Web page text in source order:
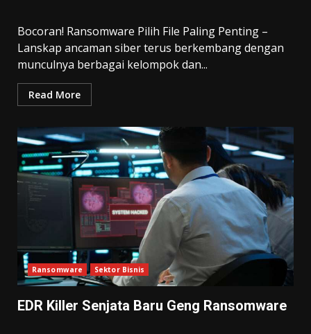
Bocoran! Ransomware Pilih File Paling Penting –
Lanskap ancaman siber terus berkembang dengan
munculnya berbagai kelompok dan...
Read More
Ransomware Sektor Bisnis
EDR Killer Senjata Baru Geng Ransomware